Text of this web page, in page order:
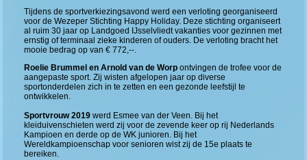
Tijdens de sportverkiezingsavond werd een verloting georganiseerd
voor de Wezeper Stichting Happy Holiday. Deze stichting organiseert
al ruim 30 jaar op Landgoed IJsselvliedt vakanties voor gezinnen met
ernstig of terminaal zieke kinderen of ouders. De verloting bracht het
mooie bedrag op van € 772,--.
Roelie Brummel en Arnold van de Worp ontvingen de trofee voor de
aangepaste sport. Zij wisten afgelopen jaar op diverse
sportonderdelen zich in te zetten en een gezonde leefstijl te
ontwikkelen.
Sportvrouw 2019 werd Esmee van der Veen. Bij het
kleiduivenschieten werd zij voor de zevende keer op rij Nederlands
Kampioen en derde op de WK junioren. Bij het
Wereldkampioenschap voor senioren wist zij de 15e plaats te
bereiken.